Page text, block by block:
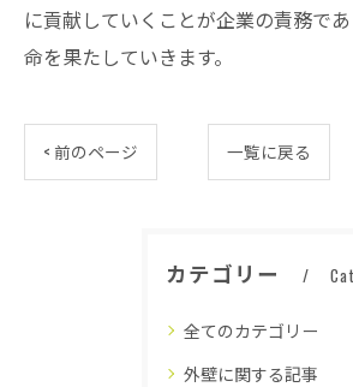
に貢献していくことが企業の責務で
命を果たしていきます。
< 前のページ 一覧に戻る
カテゴリー
全てのカテゴリー
外壁に関する記事